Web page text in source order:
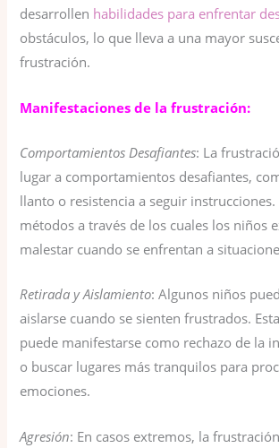
desarrollen habilidades para enfrentar
obstáculos, lo que lleva a una mayor
frustración.
Manifestaciones de la frustración:
Comportamientos Desafiantes: La
lugar a comportamientos desafiantes,
llanto o resistencia a seguir instrucciones.
métodos a través de los cuales los niños
malestar cuando se enfrentan a
Retirada y Aislamiento: Algunos niños
aislarse cuando se sienten frustrados.
puede manifestarse como rechazo de la
o buscar lugares más tranquilos para
emociones.
Agresión: En casos extremos, la